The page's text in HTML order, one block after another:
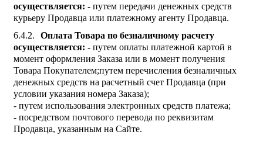
осуществляется: - путем передачи денежных средств
курьеру Продавца или платежному агенту Продавца.
Оплата Товара по безналичному расчету
осуществляется: - путем оплаты платежной картой в
момент оформления Заказа или в момент получения
Товара Покупателем;путем перечисления безналичных
денежных средств на расчетный счет Продавца (при
условии указания номера Заказа);
- путем использования электронных средств платежа;
- посредством почтового перевода по реквизитам
Продавца, указанным на Сайте.